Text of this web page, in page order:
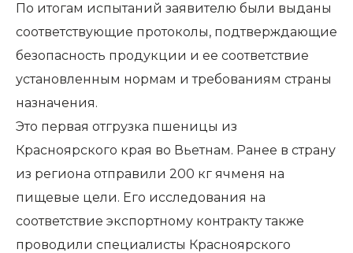
По итогам испытаний заявителю были выданы
соответствующие протоколы, подтверждающие
безопасность продукции и ее соответствие
установленным нормам и требованиям страны
назначения.
Это первая отгрузка пшеницы из
Красноярского края во Вьетнам. Ранее в страну
из региона отправили 200 кг ячменя на
пищевые цели. Его исследования на
соответствие экспортному контракту также
проводили специалисты Красноярского